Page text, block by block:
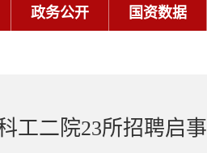
政务公开 国资数据
工二院23所招聘启事